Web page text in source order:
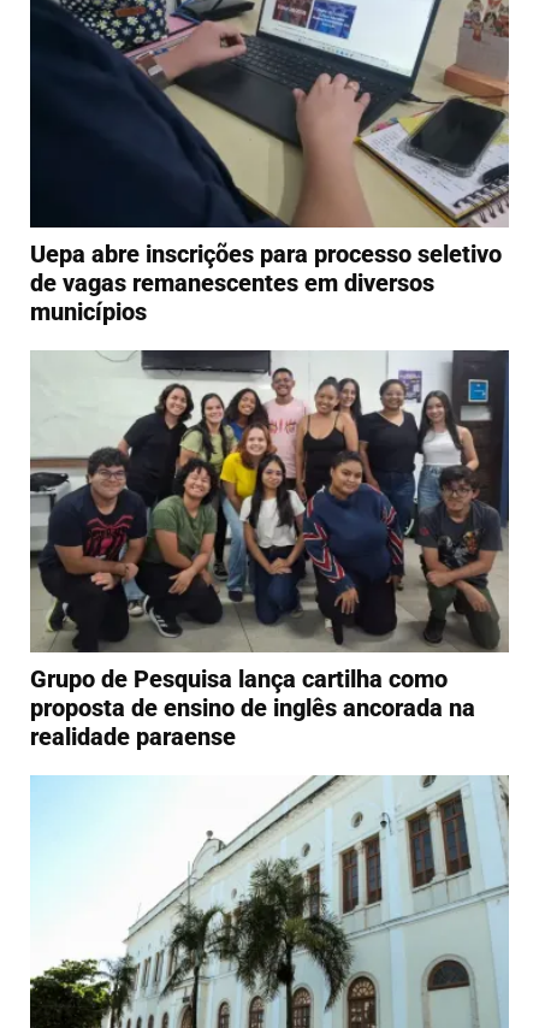
Uepa abre inscrições para processo seletivo
de vagas remanescentes em diversos
municípios
Grupo de Pesquisa lança cartilha como
proposta de ensino de inglês ancorada na
realidade paraense